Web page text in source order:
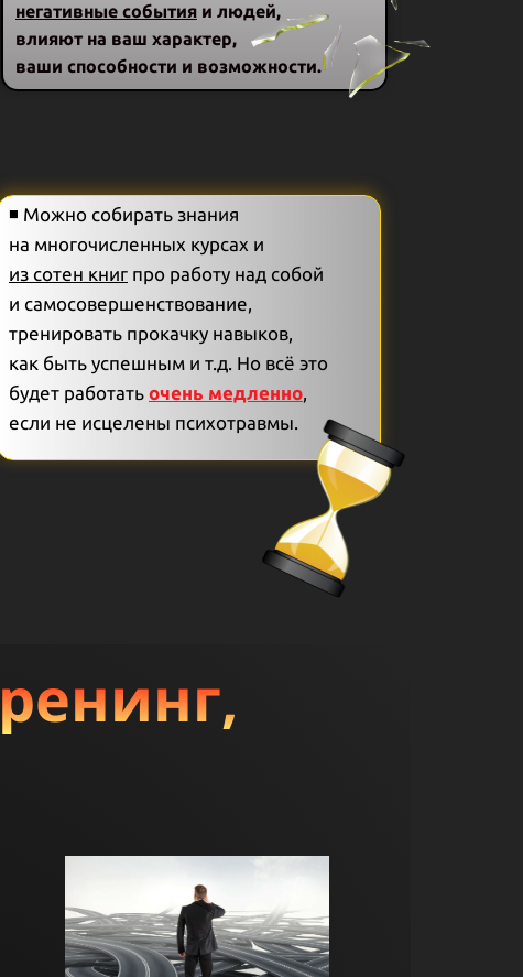
негативные события и людей,
влияют на ваш характер,
ваши способности и возможности.
◾ Можно собирать знания
на многочисленных курсах и
из сотен книг про работу над собой
и самосовершенствование,
тренировать прокачку навыков,
как быть успешным и т.д. Но всё это
будет работать очень медленно
если не исцелены психотравмы.